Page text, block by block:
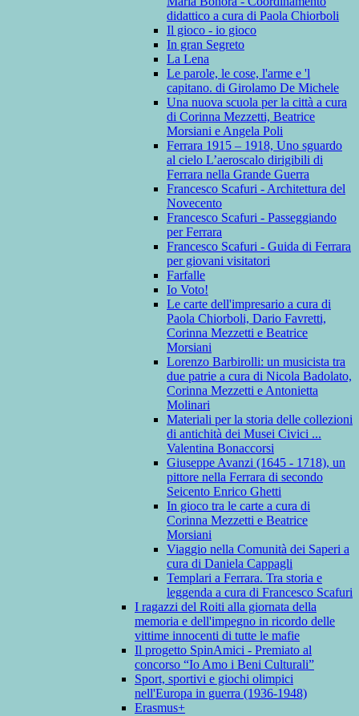
didattico a cura di Paola Chiorboli
Il gioco - io gioco
In gran Segreto
La Lena
Le parole, le cose, l'arme e 'l
capitano. di Girolamo De Michele
Una nuova scuola per la città a cura
di Corinna Mezzetti, Beatrice
Morsiani e Angela Poli
Ferrara 1915 – 1918, Uno sguardo
al cielo L’aeroscalo dirigibili di
Ferrara nella Grande Guerra
Francesco Scafuri - Architettura del
Novecento
Francesco Scafuri - Passeggiando
per Ferrara
Francesco Scafuri - Guida di Ferrara
per giovani visitatori
Farfalle
Io Voto!
Le carte dell'impresario a cura di
Paola Chiorboli, Dario Favretti,
Corinna Mezzetti e Beatrice
Morsiani
Lorenzo Barbirolli: un musicista tra
due patrie a cura di Nicola Badolato,
Corinna Mezzetti e Antonietta
Molinari
Materiali per la storia delle collezioni
di antichità dei Musei Civici ...
Valentina Bonaccorsi
Giuseppe Avanzi (1645 - 1718), un
pittore nella Ferrara di secondo
Seicento Enrico Ghetti
In gioco tra le carte a cura di
Corinna Mezzetti e Beatrice
Morsiani
Viaggio nella Comunità dei Saperi a
cura di Daniela Cappagli
Templari a Ferrara. Tra storia e
leggenda a cura di Francesco Scafuri
I ragazzi del Roiti alla giornata della
memoria e dell'impegno in ricordo delle
vittime innocenti di tutte le mafie
Il progetto SpinAmici - Premiato al
concorso “Io Amo i Beni Culturali”
Sport, sportivi e giochi olimpici
nell'Europa in guerra (1936-1948)
Erasmus+